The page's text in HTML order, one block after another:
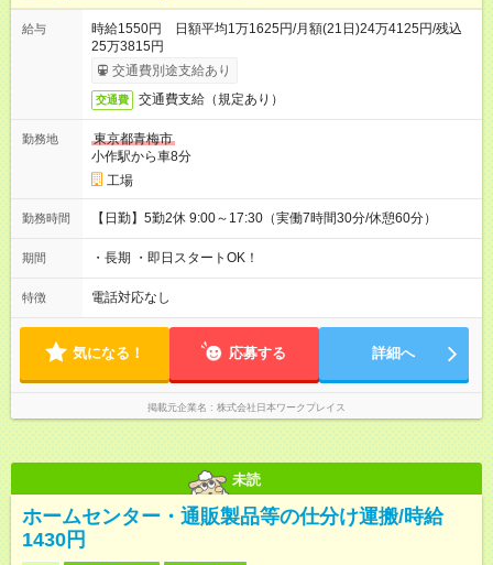
給与
時給1550円 日額平均1万1625円/月額(21日)24万4125円/残込
25万3815円
交通費別途支給あり
交通費 交通費支給（規定あり）
勤務地
東京都青梅市
小作駅から車8分
工場
勤務時間 【日勤】5勤2休 9:00～17:30（実働7時間30分/休憩60分）
期間 ・長期 ・即日スタートOK！
特徴 電話対応なし
気になる！ 応募する 詳細へ
掲載元企業名 株式会社日本ワークプレイス
未読
ホームセンター・通販製品等の仕分け運搬/時給
1430円